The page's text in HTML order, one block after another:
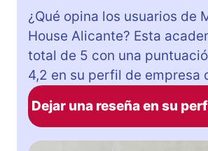
¿Qué opina los usuarios de
House Alicante? Esta
total de 5 con una
4,2 en su perfil de empresa
Dejar una reseña en su